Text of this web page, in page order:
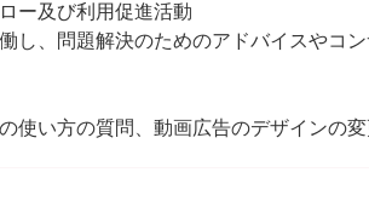
ー及び利用促進活動
し、問題解決のためのアドバイスやコ
使い方の質問、動画広告のデザインの